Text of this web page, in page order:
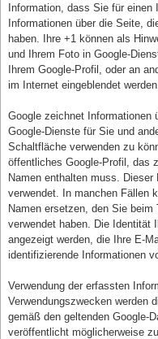
Information, dass Sie für
Informationen über die Seite,
haben. Ihre +1 können als
und Ihrem Foto in Google-
Ihrem Google-Profil, oder an
im Internet eingeblendet werden.
Google zeichnet Informationen
Google-Dienste für Sie und
Schaltfläche verwenden zu
öffentliches Google-Profil, das
Namen enthalten muss.
verwendet. In manchen Fällen
Namen ersetzen, den Sie
verwendet haben. Die Identität
angezeigt werden, die Ihre E-
identifizierende Informationen
Verwendung der erfassten
Verwendungszwecken werden
gemäß den geltenden Google-
veröffentlicht möglicherweise